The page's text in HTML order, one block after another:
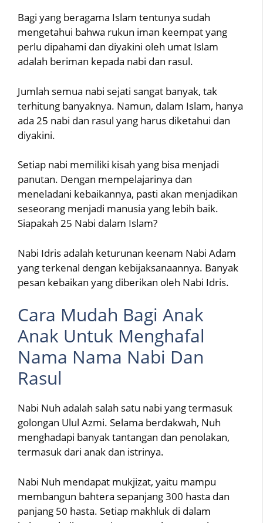
Bagi yang beragama Islam tentunya sudah
mengetahui bahwa rukun iman keempat yang
perlu dipahami dan diyakini oleh umat Islam
adalah beriman kepada nabi dan rasul.
Jumlah semua nabi sejati sangat banyak, tak
terhitung banyaknya. Namun, dalam Islam, hanya
ada 25 nabi dan rasul yang harus diketahui dan
diyakini.
Setiap nabi memiliki kisah yang bisa menjadi
panutan. Dengan mempelajarinya dan
meneladani kebaikannya, pasti akan menjadikan
seseorang menjadi manusia yang lebih baik.
Siapakah 25 Nabi dalam Islam?
Nabi Idris adalah keturunan keenam Nabi Adam
yang terkenal dengan kebijaksanaannya. Banyak
pesan kebaikan yang diberikan oleh Nabi Idris.
Cara Mudah Bagi Anak
Anak Untuk Menghafal
Nama Nama Nabi Dan
Rasul
Nabi Nuh adalah salah satu nabi yang termasuk
golongan Ulul Azmi. Selama berdakwah, Nuh
menghadapi banyak tantangan dan penolakan,
termasuk dari anak dan istrinya.
Nabi Nuh mendapat mukjizat, yaitu mampu
membangun bahtera sepanjang 300 hasta dan
panjang 50 hasta. Setiap makhluk di dalam